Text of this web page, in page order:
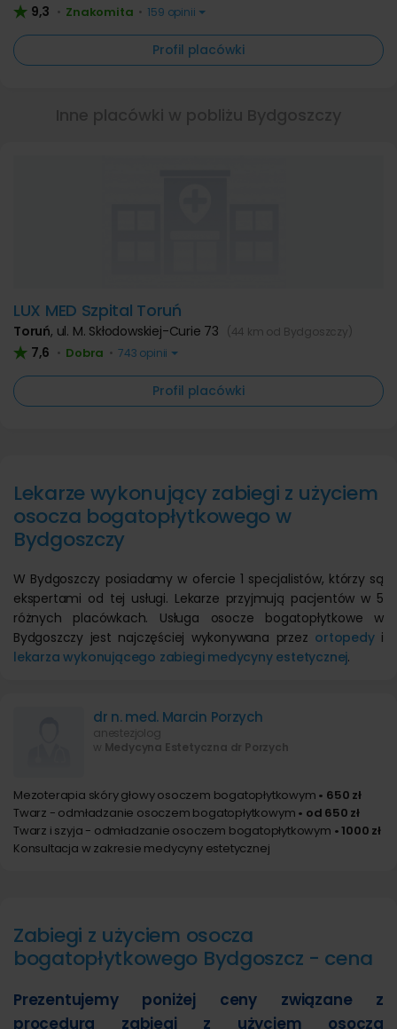
9,3 • Znakomita • 159 opinii
Profil placówki
LUX MED Szpital Toruń
Toruń, ul. M. Skłodowskiej-Curie 73 (44 km od Bydgoszczy)
7,6 • Dobra • 743 opinii
Profil placówki
Lekarze wykonujący zabiegi z użyciem
osocza bogatopłytkowego w
Bydgoszczy
W Bydgoszczy posiadamy w ofercie 1 specjalistów, którzy są
ekspertami od tej usługi. Lekarze przyjmują pacjentów w 5
różnych placówkach. Usługa osocze bogatopłytkowe w
Bydgoszczy jest najczęściej wykonywana przez ortopedyi
lekarza wykonującego zabiegi medycyny estetycznej.
dr n. med. Marcin Porzych
anestezjolog
w Medycyna Estetyczna dr Porzych
Mezoterapia skóry głowy osoczem bogatopłytkowym • 650 zł
Twarz - odmładzanie osoczem bogatopłytkowym • od 650 zł
Twarz i szyja - odmładzanie osoczem bogatopłytkowym • 1000 zł
Konsultacja w zakresie medycyny estetycznej
Zabiegi z użyciem osocza
bogatopłytkowego Bydgoszcz - cena
Prezentujemy poniżej ceny związane z
procedurą zabiegi z użyciem osocza